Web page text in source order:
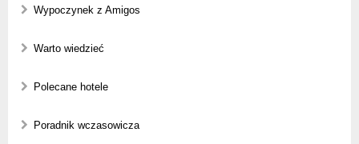
Wypoczynek z Amigos
Warto wiedzieć
Polecane hotele
Poradnik wczasowicza